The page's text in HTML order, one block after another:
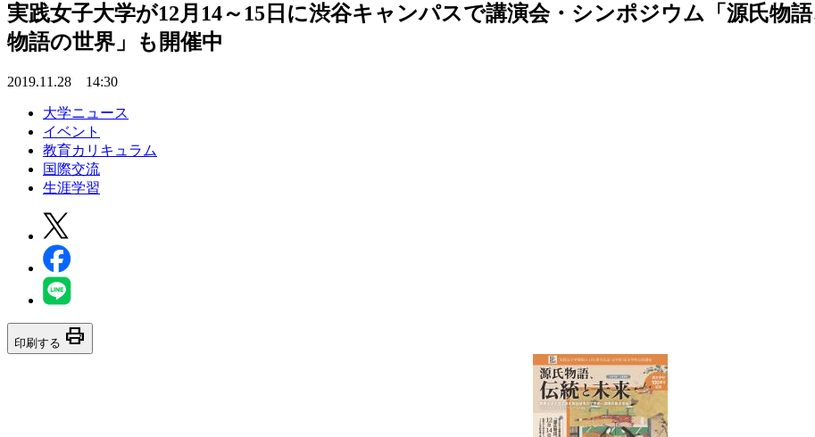
実践女子大学が12月14～15日に渋谷キャンパスで講演会・シンポジウム「源氏物
物語の世界」も開催中
2019.11.28 14:30
大学ニュース
イベント
教育カリキュラム
国際交流
生涯学習
印刷する print